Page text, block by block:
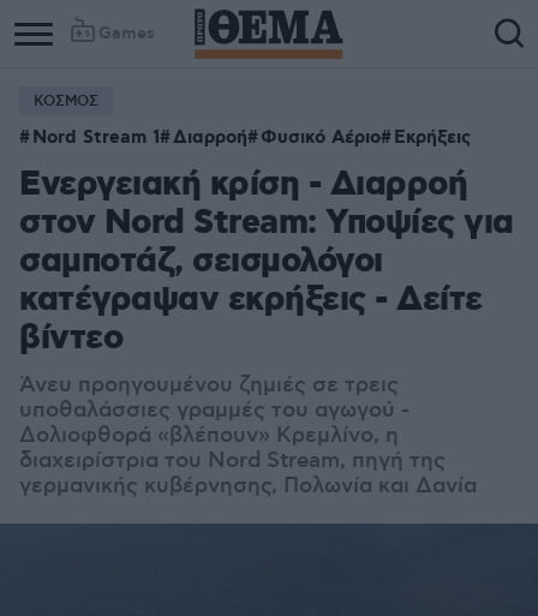
Games
Column
1
Column
2
ΚΟΣΜΟΣ
Nord Stream 1 Διαρροή Φυσικό Αέριο Εκρήξεις
Ενεργειακή κρίση - Διαρροή
στον Nord Stream: Υποψίες για
σαμποτάζ, σεισμολόγοι
κατέγραψαν εκρήξεις - Δείτε
βίντεο
Άνευ προηγουμένου ζημιές σε τρεις
υποθαλάσσιες γραμμές του αγωγού -
Δολιοφθορά «βλέπουν» Κρεμλίνο, η
διαχειρίστρια του Nord Stream, πηγή της
γερμανικής κυβέρνησης, Πολωνία και Δανία